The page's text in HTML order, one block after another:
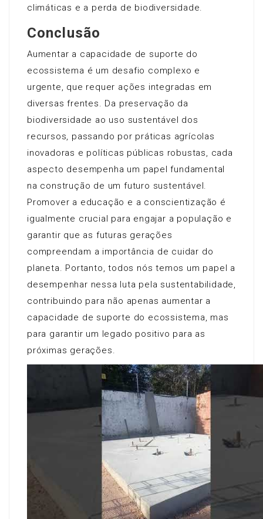
climáticas e a perda de biodiversidade.
Conclusão
Aumentar a capacidade de suporte do
ecossistema é um desafio complexo e
urgente, que requer ações integradas em
diversas frentes. Da preservação da
biodiversidade ao uso sustentável dos
recursos, passando por práticas agrícolas
inovadoras e políticas públicas robustas, cada
aspecto desempenha um papel fundamental
na construção de um futuro sustentável.
Promover a educação e a conscientização é
igualmente crucial para engajar a população e
garantir que as futuras gerações
compreendam a importância de cuidar do
planeta. Portanto, todos nós temos um papel a
desempenhar nessa luta pela sustentabilidade,
contribuindo para não apenas aumentar a
capacidade de suporte do ecossistema, mas
para garantir um legado positivo para as
próximas gerações.